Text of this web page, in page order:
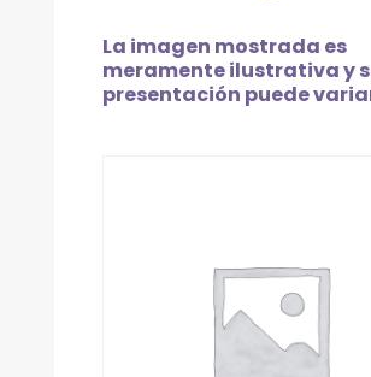
La imagen mostrada es
meramente ilustrativa y
presentación puede